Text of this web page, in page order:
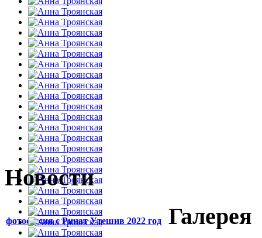
Новости
фотосессия с Ринат Утешив 2022 год Галерея